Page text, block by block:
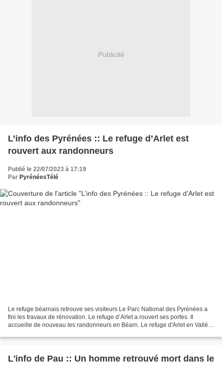
Publicité
L’info des Pyrénées :: Le refuge d’Arlet est
rouvert aux randonneurs
Publié le 22/07/2023 à 17:19
Par PyrénéesTélé
Le refuge béarnais retrouve ses visiteurs Le Parc National des Pyrénées a
fini les travaux de rénovation. Le refuge d’Arlet a rouvert ses portes. Il
accueille de nouveau les randonneurs en Béarn. Le refuge d'Arlet en Vallée
L'info de Pau :: Un homme retrouvé mort dans le